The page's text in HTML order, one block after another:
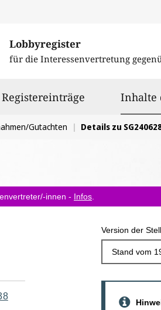
Lobbyregister
für die Interessenvertretung
Registereinträge Inhalte
Gutachten Details zu
innen - Infos
Version der